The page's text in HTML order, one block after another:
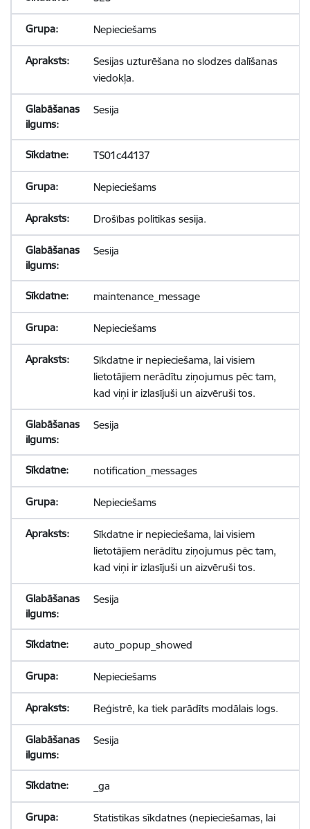
Nepieciešams
Sesijas uzturēšana no slodzes dalīšanas
viedokļa.
Sesija
TS01c44137
Nepieciešams
Drošības politikas sesija.
Sesija
maintenance_message
Nepieciešams
Sīkdatne ir nepieciešama, lai visiem
lietotājiem nerādītu ziņojumus pēc tam,
kad viņi ir izlasījuši un aizvēruši tos.
Sesija
notification_messages
Nepieciešams
Sīkdatne ir nepieciešama, lai visiem
lietotājiem nerādītu ziņojumus pēc tam,
kad viņi ir izlasījuši un aizvēruši tos.
Sesija
auto_popup_showed
Nepieciešams
Reģistrē, ka tiek parādīts modālais logs.
Sesija
_ga
Statistikas sīkdatnes (nepieciešamas, lai